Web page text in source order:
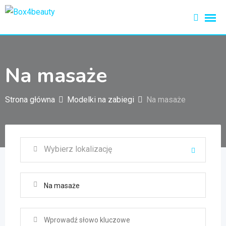
Przejdź
treści
Na masaże
Strona główna Modelki na zabiegi Na masaże
Na masaże